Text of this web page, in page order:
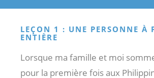
LEÇON 1 : UNE PERSONNE À
ENTIÈRE
Lorsque ma famille et moi
pour la première fois aux